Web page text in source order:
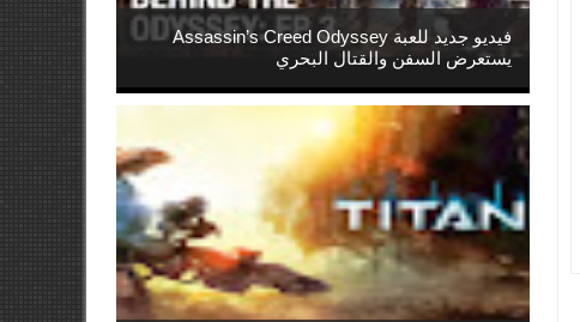
فيديو جديد للعبة Assassin’s Creed Odyssey
يستعرض السفن والقتال البحري